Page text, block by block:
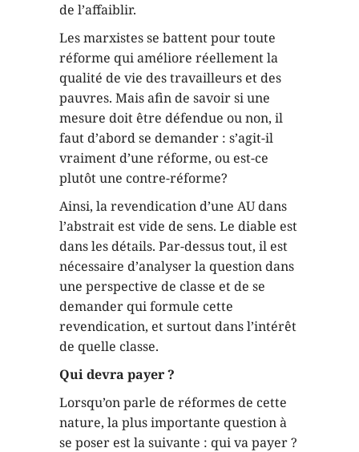
de l’affaiblir.
Les marxistes se battent pour toute
réforme qui améliore réellement la
qualité de vie des travailleurs et des
pauvres. Mais afin de savoir si une
mesure doit être défendue ou non, il
faut d’abord se demander : s’agit-il
vraiment d’une réforme, ou est-ce
plutôt une contre-réforme?
Ainsi, la revendication d’une AU dans
l’abstrait est vide de sens. Le diable est
dans les détails. Par-dessus tout, il est
nécessaire d’analyser la question dans
une perspective de classe et de se
demander qui formule cette
revendication, et surtout dans l’intérêt
de quelle classe.
Qui devra payer ?
Lorsqu’on parle de réformes de cette
nature, la plus importante question à
se poser est la suivante : qui va payer ?